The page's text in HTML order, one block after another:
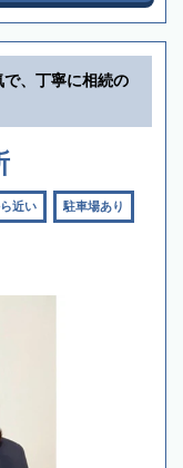
で、丁寧に相続の
近い 駐車場あり